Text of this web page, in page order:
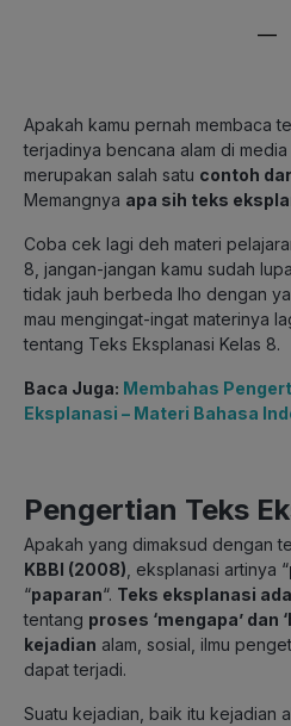
—
Apakah kamu pernah membaca
terjadinya bencana alam di
merupakan salah satu contoh
Memangnya apa sih teks
Coba cek lagi deh materi
8, jangan-jangan kamu sudah
tidak jauh berbeda lho dengan
mau mengingat-ingat materinya
tentang Teks Eksplanasi Kelas 8.
Baca Juga: Membahas
Eksplanasi – Materi Bahasa
Pengertian Teks
Apakah yang dimaksud dengan
KBBI (2008) , eksplanasi artinya “
“paparan“. Teks eksplanasi
tentang proses ‘mengapa’ dan
kejadian alam, sosial, ilmu
dapat terjadi.
Suatu kejadian, baik itu kejadian